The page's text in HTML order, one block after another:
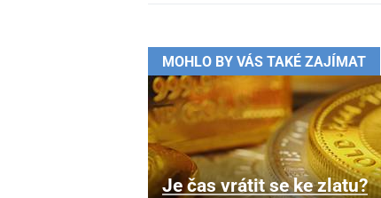
MOHLO BY VÁS TAKÉ ZAJÍMAT
Je čas vrátit se ke zlatu?